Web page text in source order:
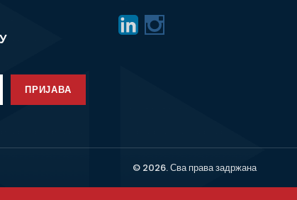
ПРИЈАВА
© 2026. Сва права задржана